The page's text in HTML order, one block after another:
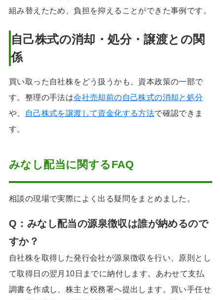
組み替えたため、負担を抑えることができた事例です。
自己株式の消却・処分・譲渡との関
係
買い取った自社株をどう扱うかも、資本政策の一部で
す。整理の手法は会社売却前の自己株式の消却と処分
や、
自己株式を譲渡して資金化する方法で確認できま
す。
みなし配当に関するFAQ
相談の現場で実際によく出る疑問をまとめました。
Q： みなし配当の源泉徴収は誰が納めるので
すか？
自社株を取得した発行会社が源泉徴収を行い、原則とし
て取得日の翌月10日までに納付します。あわせて支払
調書を作成し、株主と税務署へ提出します。買い手任せ